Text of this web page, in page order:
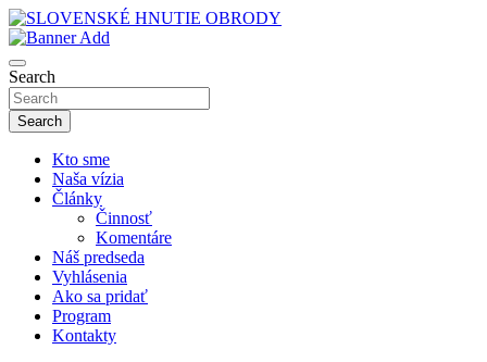
Skip
to
content
SLOVENSKÉ HNUTIE OBRODY
Search
Search
Kto sme
Naša vízia
Články
Činnosť
Komentáre
Náš predseda
Vyhlásenia
Ako sa pridať
Program
Kontakty